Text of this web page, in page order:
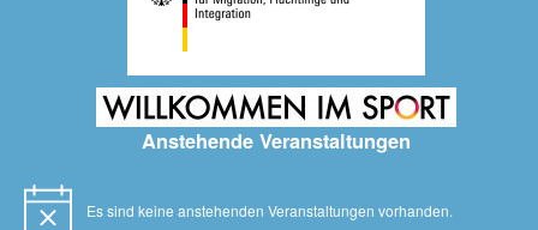
Anstehende Veranstaltungen
Hinweis Es sind keine anstehenden Veranstaltungen vorhanden.